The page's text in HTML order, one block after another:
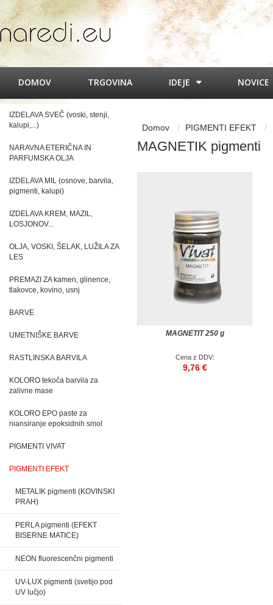
DOMOV TRGOVINA IDEJE NOVICE
IZDELAVA SVEČ (voski, stenji,
kalupi,...)
NARAVNA ETERIČNA IN
PARFUMSKA OLJA
IZDELAVA MIL (osnove, barvila,
pigmenti, kalupi)
IZDELAVA KREM, MAZIL,
LOSJONOV...
OLJA, VOSKI, ŠELAK, LUŽILA ZA
LES
PREMAZI ZA kamen, glinence,
tlakovce, kovino, usnj
BARVE
UMETNIŠKE BARVE
RASTLINSKA BARVILA
KOLORO tekoča barvila za
zalivne mase
KOLORO EPO paste za
niansiranje epoksidnih smol
PIGMENTI VIVAT
PIGMENTI EFEKT
METALIK pigmenti (KOVINSKI
PRAH)
PERLA pigmenti (EFEKT
BISERNE MATICE)
NEON fluorescenčni pigmenti
UV-LUX pigmenti (svetijo pod
UV lučjo)
Domov PIGMENTI EFEKT
MAGNETIK pigmenti
MAGNETIT 250 g
Cena z DDV:
9,76 €